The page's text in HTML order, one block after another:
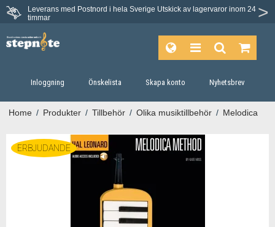
Leverans med Postnord i hela Sverige Utskick av lagervaror inom 24
timmar
Inloggning Önskelista Skapa konto Nyhetsbrev
Home / Produkter / Tillbehör / Olika musiktillbehör / Melodica
ERBJUDANDE